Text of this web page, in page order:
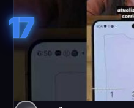
17